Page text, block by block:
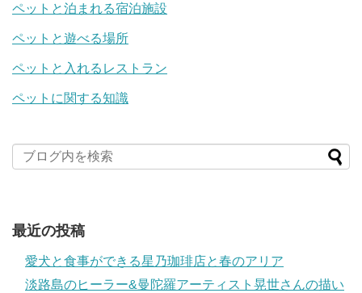
ペットと泊まれる宿泊施設
ペットと遊べる場所
ペットと入れるレストラン
ペットに関する知識
最近の投稿
愛犬と食事ができる星乃珈琲店と春のアリア
淡路島のヒーラー&曼陀羅アーティスト晃世さんの描い